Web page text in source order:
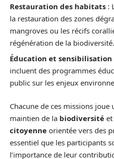
Restauration des habitats :
la restauration des zones
mangroves ou les récifs
régénération de la biodiversité.
Éducation et sensibilisation
incluent des programmes
public sur les enjeux
Chacune de ces missions
maintien de la biodiversité
citoyenne orientée vers des
essentiel que les participants
l’importance de leur